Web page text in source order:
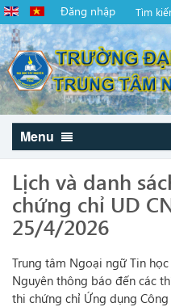
Đăng nhập
Menu
Lịch và danh
chứng chỉ UD
25/4/2026
Trung tâm Ngoại ngữ Tin
Nguyên thông báo đến các
thi chứng chỉ Ứng dụng